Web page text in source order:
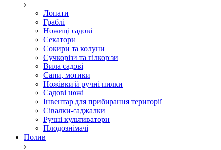
Лопати
Граблі
Ножиці садові
Секатори
Сокири та колуни
Сучкорізи та гілкорізи
Вила садові
Сапи, мотики
Ножівки й ручні пилки
Садові ножі
Інвентар для прибирання території
Сівалки-саджалки
Ручні культиватори
Плодознімачі
Полив